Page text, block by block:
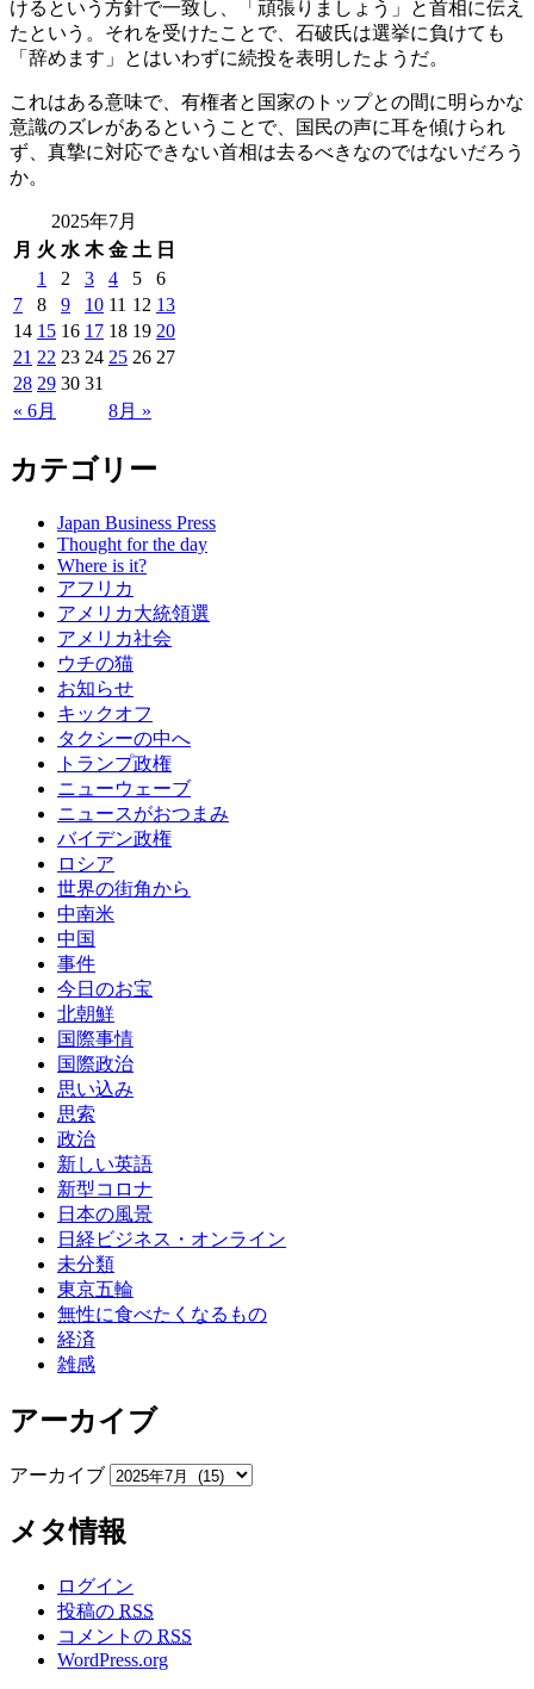
けるという方針で一致し、「頑張りましょう」と首相に伝え
たという。それを受けたことで、石破氏は選挙に負けても
「辞めます」とはいわずに続投を表明したようだ。
これはある意味で、有権者と国家のトップとの間に明らかな
意識のズレがあるということで、国民の声に耳を傾けられ
ず、真摯に対応できない首相は去るべきなのではないだろう
か。
2025年7月
月 火 水 木 金 土 日
« 6月 8月 »
1 2 3 4 5
6
7
8 9 10 11 12 13
14 15 16 17 18 19 20
21 22 23 24 25 26 27
28 29 30 31
カテゴリー
Japan Business Press
Thought for the day
Where is it?
アフリカ
アメリカ大統領選
アメリカ社会
ウチの猫
お知らせ
キックオフ
タクシーの中へ
トランプ政権
ニューウェーブ
ニュースがおつまみ
バイデン政権
ロシア
世界の街角から
中南米
中国
事件
今日のお宝
北朝鮮
国際事情
国際政治
思い込み
思索
政治
新しい英語
新型コロナ
日本の風景
日経ビジネス・オンライン
未分類
東京五輪
無性に食べたくなるもの
経済
雑感
アーカイブ
アーカイブ
メタ情報
ログイン
投稿の RSS
コメントの RSS
WordPress.org